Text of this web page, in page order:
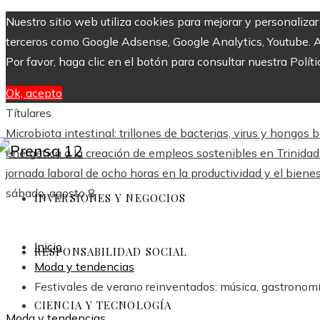
Nuestro sitio web utiliza cookies para mejorar y
terceros como Google Adsense, Google Analytics,
Por favor, haga clic en el botón para consultar nuestra
Ok, acepto
Títulares
Microbiota intestinal: trillones de bacterias, virus y hongos
energética a la creación de empleos sostenibles en
jornada laboral de ocho horas en la productividad y el
sábado, agosto 8
INVERSIONES Y NEGOCIOS
RESPONSABILIDAD SOCIAL
CIENCIA Y TECNOLOGÍA
Inicio
Moda y tendencias
Festivales de verano reinventados: música,